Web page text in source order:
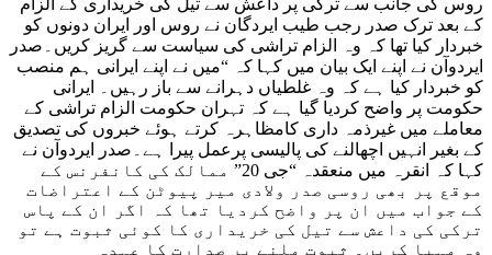
کے بعد ترک صدر رجب طیب ایردگان نے روس اور ایران دونوں کو
خبردار کیا تھا کہ وہ الزام تراشی کی سیاست سے گریز کریں۔صدر
ایردوآن نے اپنے ایک بیان میں کہا کہ “میں نے اپنے ایرانی ہم منصب
کو خبردار کیا ہے کہ وہ غلطیاں دہرانے سے باز رہیں۔ ایرانی
حکومت پر واضح کردیا گیا ہے کہ تہران حکومت الزام تراشی کے
معاملے میں غیرذمہ داری کامظاہرہ کرتے ہوئے خبروں کی تصدیق
کے بغیر انہیں اچھالنے کی پالیسی پرعمل پیرا ہے۔صدر ایردوآن نے
کہا کہ انقرہ میں منعقدہ “جی 20” ممالک کی کانفرنس کے
موقع پر بھی روسی صدر ولادی میر پیوٹن کے اعتراضات
کے جواب میں ان پر واضح کردیا تھا کہ اگر ان کے پاس
ترکی کی داعش سے تیل کی خریداری کا کوئی ثبوت ہے تو
وہ مہیا کریں۔ ثبوت ملنے پر صدارت کا عہدہ